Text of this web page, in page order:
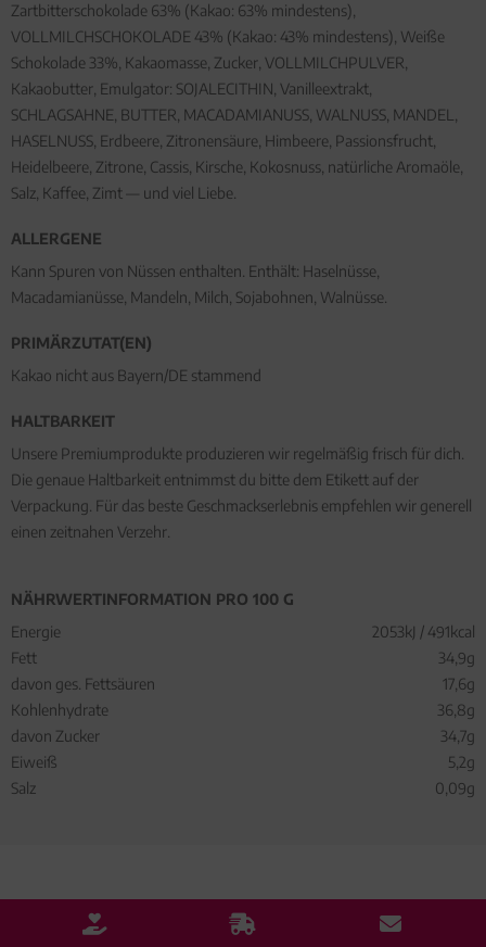
Zartbitterschokolade 63% (Kakao: 63% mindestens),
VOLLMILCHSCHOKOLADE 43% (Kakao: 43% mindestens), Weiße
Schokolade 33%, Kakaomasse, Zucker, VOLLMILCHPULVER,
Kakaobutter, Emulgator: SOJALECITHIN, Vanilleextrakt,
SCHLAGSAHNE, BUTTER, MACADAMIANUSS, WALNUSS, MANDEL,
HASELNUSS, Erdbeere, Zitronensäure, Himbeere, Passionsfrucht,
Heidelbeere, Zitrone, Cassis, Kirsche, Kokosnuss, natürliche Aromaöle,
Salz, Kaffee, Zimt — und viel Liebe.
ALLERGENE
Kann Spuren von Nüssen enthalten. Enthält: Haselnüsse,
Macadamianüsse, Mandeln, Milch, Sojabohnen, Walnüsse.
PRIMÄRZUTAT(EN)
Kakao nicht aus Bayern/DE stammend
HALTBARKEIT
Unsere Premiumprodukte produzieren wir regelmäßig frisch für dich.
Die genaue Haltbarkeit entnimmst du bitte dem Etikett auf der
Verpackung. Für das beste Geschmackserlebnis empfehlen wir generell
einen zeitnahen Verzehr.
NÄHRWERTINFORMATION PRO 100 G
Energie
2053kJ / 491kcal
Fett
34,9g
davon ges. Fettsäuren
17,6g
Kohlenhydrate
36,8g
davon Zucker
34,7g
Eiweiß
5,2g
Salz
0,09g